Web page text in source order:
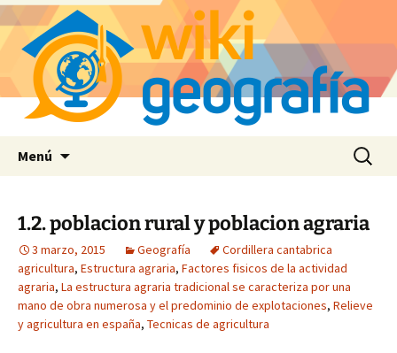
Menú Buscar:
1.2. poblacion rural y poblacion agraria
3 marzo, 2015 Geografía
Cordillera cantabrica
agricultura, Estructura agraria, Factores fisicos de la actividad
agraria, La estructura agraria tradicional se caracteriza por una
mano de obra numerosa y el predominio de explotaciones, Relieve
y agricultura en españa, Tecnicas de agricultura